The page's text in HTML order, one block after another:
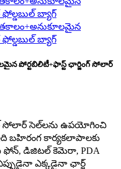
పోర్టబిలిటీ+ఫాస్ట్ ఛార్జింగ్ సోలార్
సోలార్ సెల్‌లను ఉపయోగించి
బహిరంగ కార్యకలాపాలకు
ఫోన్, డిజిటల్ కెమెరా, PDA
ఎక్కడైనా ఛార్జ్